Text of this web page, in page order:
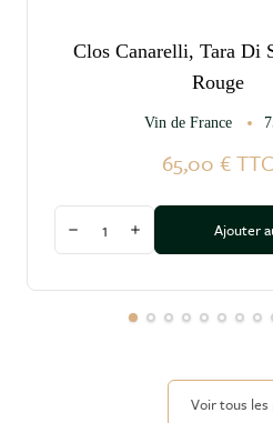
Clos Canarelli, Tara Di
Rouge
Vin de France
65,00 € TTC
Diminuer la quantité
Augmenter laAjouter
Voir tous